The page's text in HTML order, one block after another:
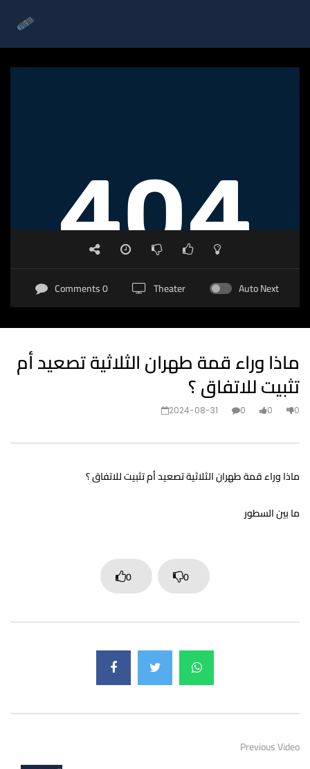
Auto Next
Theater
0 Comments
ماذا وراء قمة طهران الثلاثية تصعيد أم
تثبيت للاتفاق ؟
2024-08-31 0 0 0
ماذا وراء قمة طهران الثلاثية تصعيد أم تثبيت للاتفاق ؟
ما بين السطور
0 0
Previous Video